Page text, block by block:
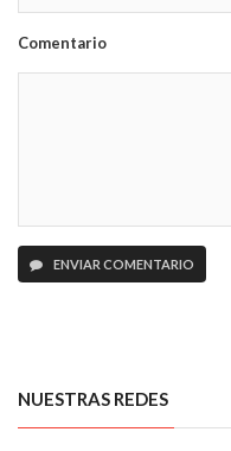
Comentario
ENVIAR COMENTARIO
NUESTRAS REDES